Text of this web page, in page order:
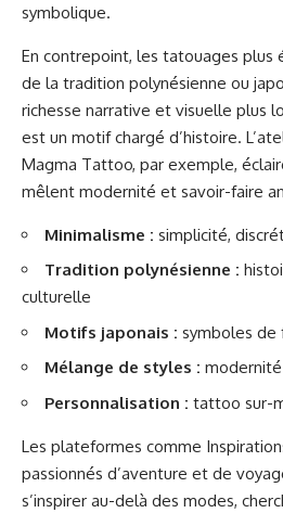
symbolique.
En contrepoint, les tatouages plus
de la tradition polynésienne ou
richesse narrative et visuelle plus
est un motif chargé d’histoire.
Magma Tattoo, par exemple,
mêlent modernité et savoir-faire
Minimalisme : simplicité,
Tradition polynésienne :
culturelle
Motifs japonais : symboles de
Mélange de styles :
Personnalisation : tattoo sur-
Les plateformes comme
passionnés d’aventure et de
s’inspirer au-delà des modes,